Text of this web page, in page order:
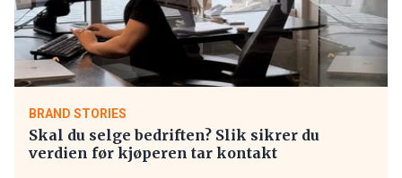
BRAND STORIES
Skal du selge bedriften? Slik sikrer du
verdien før kjøperen tar kontakt